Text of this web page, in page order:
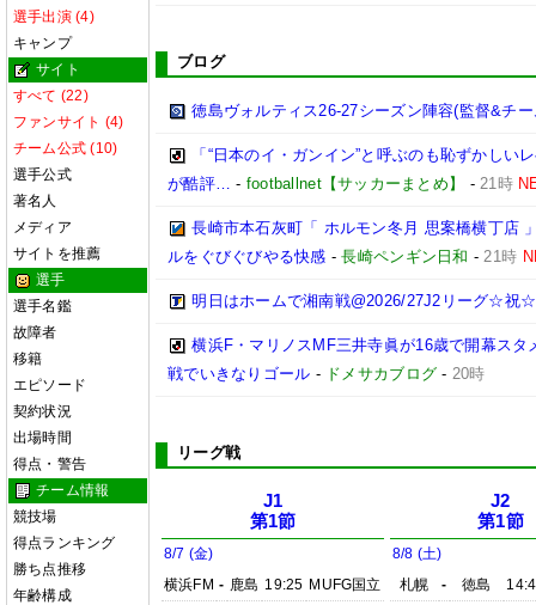
選手出演 (4)
キャンプ
サイト
すべて (22)
ファンサイト (4)
チーム公式 (10)
選手公式
著名人
メディア
サイトを推薦
選手
選手名鑑
故障者
移籍
エピソード
契約状況
出場時間
得点・警告
チーム情報
競技場
得点ランキング
勝ち点推移
年齢構成
ブログ
徳島ヴォルティス26-27シーズン陣容(監督&チ
「“日本のイ・ガンイン”と呼ぶのも恥ずかしい
が酷評… - footballnet【サッカーまとめ】 -21時
長崎市本石灰町「 ホルモン冬月 思案橋横丁店
ルをぐびぐびやる快感 -長崎ペンギン日和 -21時
明日はホームで湘南戦@2026/27J2リーグ☆
横浜F・マリノスMF三井寺眞が16歳で開幕ス
戦でいきなりゴール - ドメサカブログ - 20時
リーグ戦
J1
第1節
8/7 (金)
横浜FM - 鹿島 19:25 MUFG国立
J2
第1節
8/8 (土)
札幌
- 徳島